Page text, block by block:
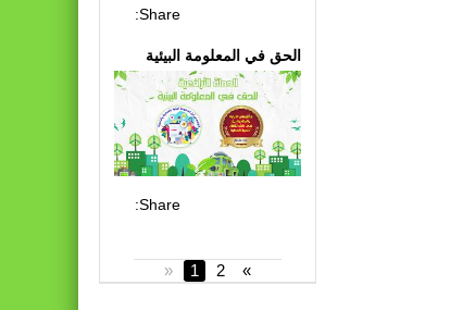
Share:
الحق في المعلومة البيئية
Share:
« 1 2 »